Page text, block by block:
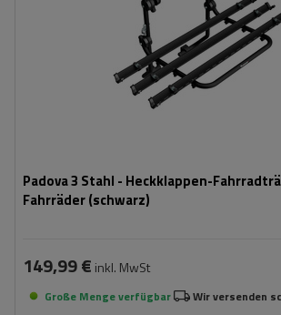
Padova 3 Stahl - Heckklappen-
Fahrräder (schwarz)
149,99 € inkl. MwSt
Große Menge verfügbar Wir versenden